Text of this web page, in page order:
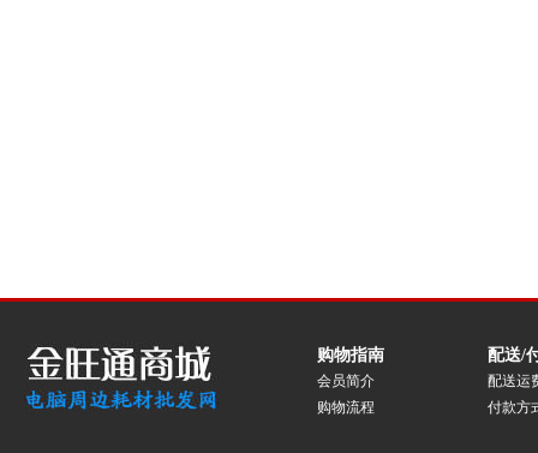
购物指南
会员简介
购物流程
配送/
配送运
付款方